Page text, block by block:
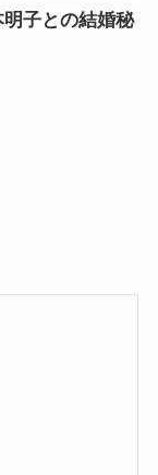
子との結婚秘